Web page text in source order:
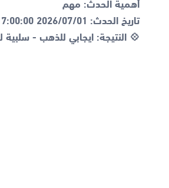
💠 النتيجة: ايجابي للذهب - سلبية